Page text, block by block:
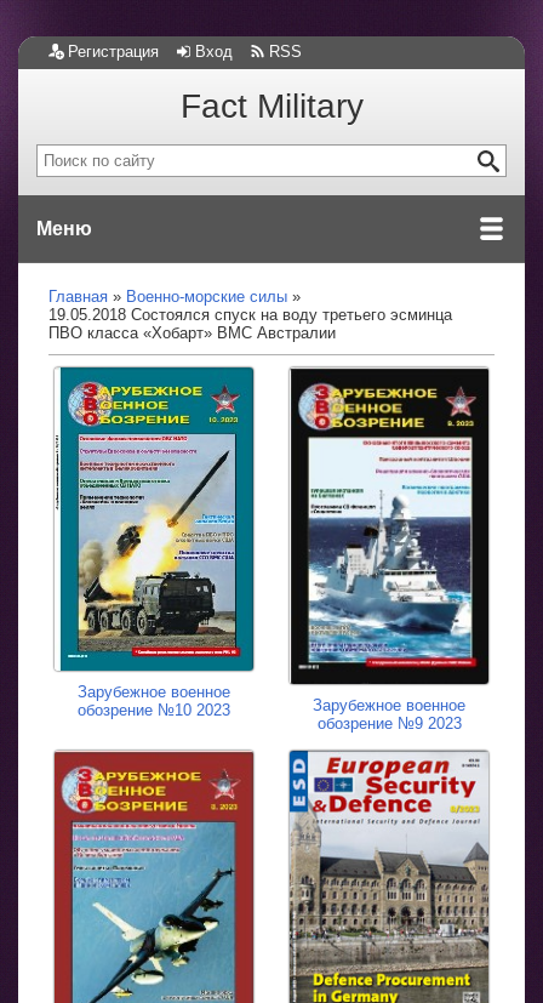
Регистрация Вход RSS
Fact Military
Меню
Главная
Военно-морские силы
19.05.2018 Состоялся спуск на воду третьего эсминца
ПВО класса «Хобарт» ВМС Австралии
Зарубежное военное
обозрение №10 2023
Зарубежное военное
обозрение №9 2023